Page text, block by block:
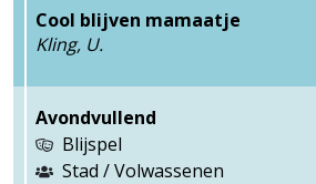
Cool blijven mamaatje
Kling, U.
Avondvullend
Blijspel
Stad / Volwassenen